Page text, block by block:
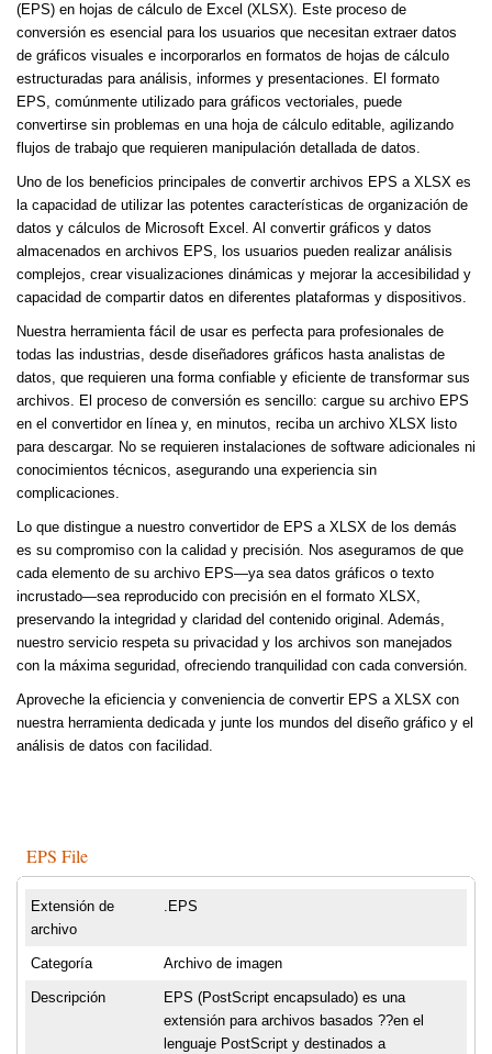
(EPS) en hojas de cálculo de Excel (XLSX). Este proceso de
conversión es esencial para los usuarios que necesitan extraer datos
de gráficos visuales e incorporarlos en formatos de hojas de cálculo
estructuradas para análisis, informes y presentaciones. El formato
EPS, comúnmente utilizado para gráficos vectoriales, puede
convertirse sin problemas en una hoja de cálculo editable, agilizando
flujos de trabajo que requieren manipulación detallada de datos.
Uno de los beneficios principales de convertir archivos EPS a XLSX es
la capacidad de utilizar las potentes características de organización de
datos y cálculos de Microsoft Excel. Al convertir gráficos y datos
almacenados en archivos EPS, los usuarios pueden realizar análisis
complejos, crear visualizaciones dinámicas y mejorar la accesibilidad y
capacidad de compartir datos en diferentes plataformas y dispositivos.
Nuestra herramienta fácil de usar es perfecta para profesionales de
todas las industrias, desde diseñadores gráficos hasta analistas de
datos, que requieren una forma confiable y eficiente de transformar sus
archivos. El proceso de conversión es sencillo: cargue su archivo EPS
en el convertidor en línea y, en minutos, reciba un archivo XLSX listo
para descargar. No se requieren instalaciones de software adicionales ni
conocimientos técnicos, asegurando una experiencia sin
complicaciones.
Lo que distingue a nuestro convertidor de EPS a XLSX de los demás
es su compromiso con la calidad y precisión. Nos aseguramos de que
cada elemento de su archivo EPS—ya sea datos gráficos o texto
incrustado—sea reproducido con precisión en el formato XLSX,
preservando la integridad y claridad del contenido original. Además,
nuestro servicio respeta su privacidad y los archivos son manejados
con la máxima seguridad, ofreciendo tranquilidad con cada conversión.
Aproveche la eficiencia y conveniencia de convertir EPS a XLSX con
nuestra herramienta dedicada y junte los mundos del diseño gráfico y el
análisis de datos con facilidad.
EPS File
Extensión de
archivo
.EPS
Categoría Archivo de imagen
Descripción
EPS (PostScript encapsulado) es una
extensión para archivos basados ??en el
lenguaje PostScript y destinados a